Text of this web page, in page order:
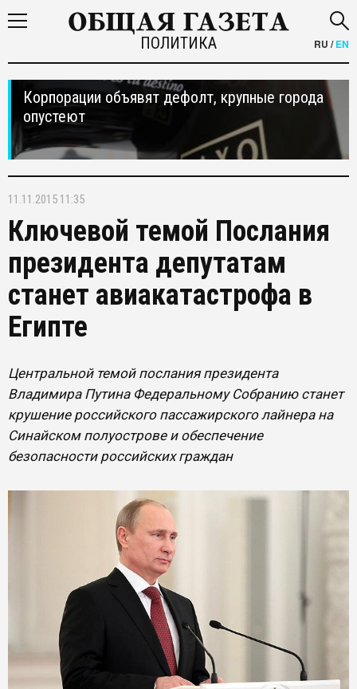
ПОЛИТИКА RU /EN
Корпорации объявят дефолт, крупные города
опустеют
11.11.2015 11:35
Ключевой темой Послания
президента депутатам
станет авиакатастрофа в
Египте
Центральной темой послания президента
Владимира Путина Федеральному Собранию станет
крушение российского пассажирского лайнера на
Синайском полуострове и обеспечение
безопасности российских граждан